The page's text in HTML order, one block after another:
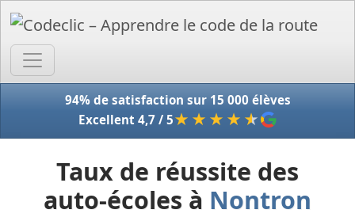
94% de satisfaction sur 15 000 élèves
Excellent 4,7 / 5★★★★ ★
Taux de réussite des
auto-écoles à Nontron